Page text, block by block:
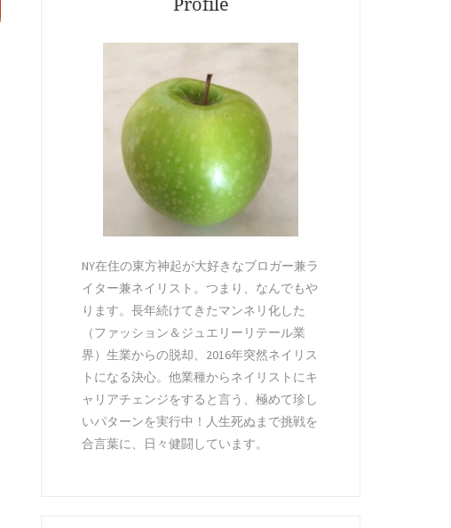
Profile
NY在住の東方神起が大好きなブロガー兼ラ
イター兼ネイリスト。つまり、なんでもや
ります。長年続けてきたマンネリ化した
（ファッション＆ジュエリーリテール業
界）生業からの脱却、2016年突然ネイリス
トになる決心。他業種からネイリストにキ
ャリアチェンジをすると言う、極めて珍し
いパターンを実行中！人生死ぬまで挑戦を
合言葉に、日々健闘しています。